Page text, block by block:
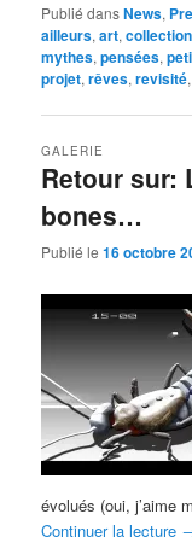
Publié dansNews,
ailleurs,art,collection
mythes,pensées,
projet,rêves,revisité
Retour sur:
bones…
GALERIE
Publié le16 octobre
évolués (oui, j’aime
Continuer la lecture